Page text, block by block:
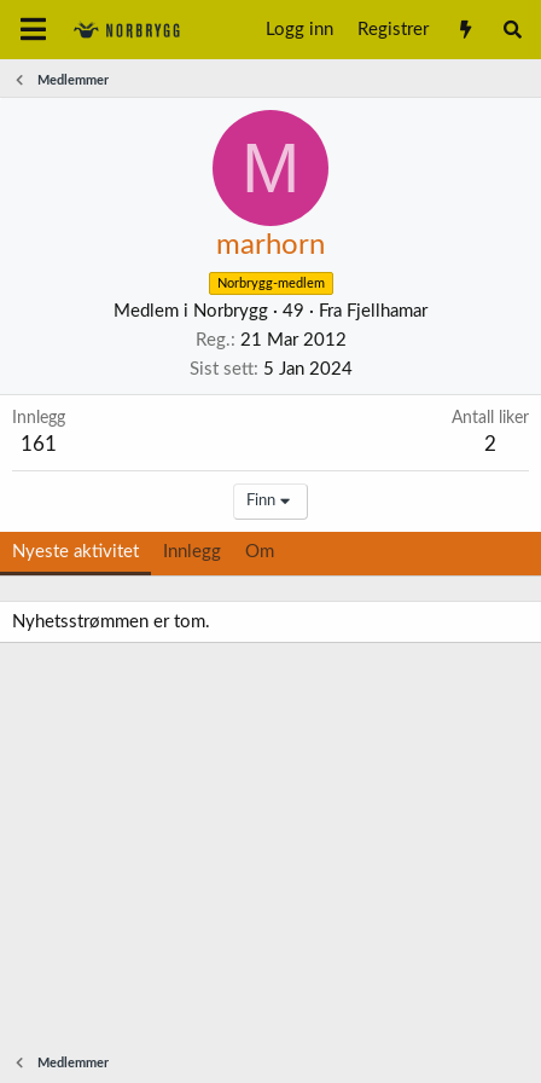
Logg inn Registrer
Medlemmer
M
marhorn
Norbrygg-medlem
Medlem i Norbrygg · 49 · Fra Fjellhamar
Reg. 21 Mar 2012
Sist sett
5 Jan 2024
Innlegg
161
Antall liker
2
Finn
Nyeste aktivitet Innlegg Om
Nyhetsstrømmen er tom.
Medlemmer